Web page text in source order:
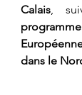
Calais,
dans le